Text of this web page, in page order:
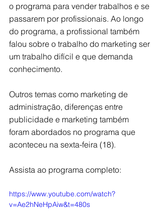
o programa para vender trabalhos e se
passarem por profissionais. Ao longo
do programa, a profissional também
falou sobre o trabalho do marketing ser
um trabalho difícil e que demanda
conhecimento.
Outros temas como marketing de
administração, diferenças entre
publicidade e marketing também
foram abordados no programa que
aconteceu na sexta-feira (18).
Assista ao programa completo:
https://www.youtube.com/watch?
v=Ae2hNeHpAiw&t=480s